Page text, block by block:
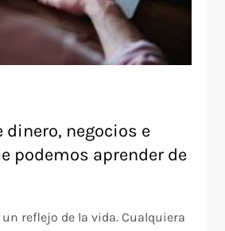
dinero, negocios e
podemos aprender de
reflejo de la vida. Cualquiera